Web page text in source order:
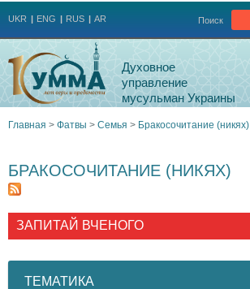
Поиск
UKR ENG RUS AR
Духовное
управление
мусульман Украины
здесь
Главная > Фатвы > Семья > Бракосочитание (никях)
БРАКОСОЧИТАНИЕ (НИКЯХ)
ЗАПИТАЙ ВЧЕНОГО
ТЕМАТИКА